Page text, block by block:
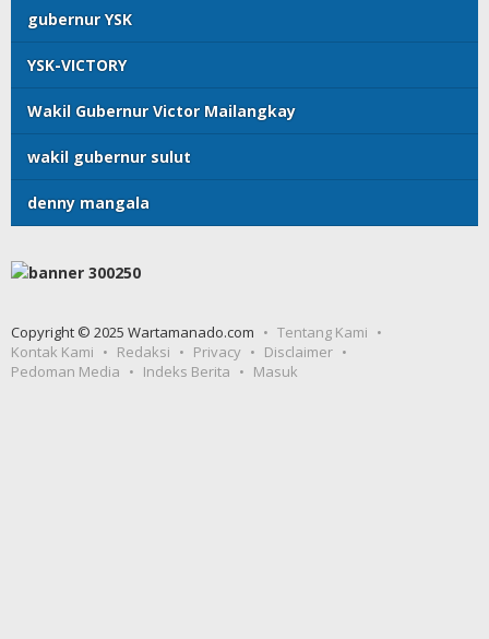
gubernur YSK
YSK-VICTORY
Wakil Gubernur Victor Mailangkay
wakil gubernur sulut
denny mangala
Copyright © 2025 Wartamanado.com
Tentang Kami
Kontak Kami
Redaksi Privacy
Disclaimer
Pedoman Media
Indeks Berita Masuk